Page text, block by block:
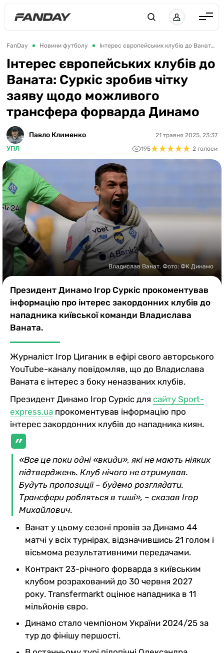
Англія
Іспанія
Німеччина
Італія
Франція
ЛЧ
ЛЕ
ЧЕ-2028
Букмекери
Казино
FanDay Новини футболу Інтерес європейських клубів до Ваната: Суркіс зробив чітку заяву щодо можливого трансфера форварда Динамо
Інтерес європейських клубів до
Ваната: Суркіс зробив чітку
заяву щодо можливого
трансфера форварда Динамо
Павло Клименко
УПЛ
21 травня 2025, 23:37
195★★★★★
★★★★★ 2 голоси
Владислав Ванат. Фото: ФК Динамо
Президент Динамо Ігор Суркіс прокоментував
інформацію про інтерес закордонних клубів до
нападника київської команди Владислава
Ваната.
Журналіст Ігор Циганик в ефірі свого авторського
YouTube-каналу повідомляв, що до Владислава
Ваната є інтерес з боку неназваних клубів.
Президент Динамо Ігор Суркіс для сайту Sport-
express.ua прокоментував інформацію про
інтерес закордонних клубів до нападника киян.
«Все це поки одні «вкиди», які не мають ніяких
підтверджень. Клуб нічого не отримував.
Будуть пропозиції – будемо розглядати.
Трансфери робляться в тиші», – сказав Ігор
Михайлович.
Ванат у цьому сезоні провів за Динамо 44
матчі у всіх турнірах, відзначившись 21 голом і
вісьмома результативними передачами.
Контракт 23-річного форварда з київським
клубом розрахований до 30 червня 2027
року. Transfermarkt оцінює нападника в 11
мільйонів євро.
Динамо стало чемпіоном України 2024/25 за
тур до фінішу першості.